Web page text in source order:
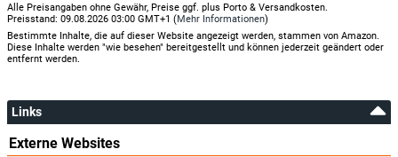
Alle Preisangaben ohne Gewähr, Preise ggf. plus Porto & Versandkosten.
Preisstand: 09.08.2026 03:00 GMT+1 (Mehr Informationen)
Bestimmte Inhalte, die auf dieser Website angezeigt werden, stammen von Amazon.
Diese Inhalte werden "wie besehen" bereitgestellt und können jederzeit geändert oder
entfernt werden.
Links
Externe Websites